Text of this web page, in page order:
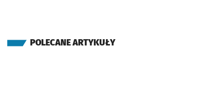
POLECANE ARTYKUŁY